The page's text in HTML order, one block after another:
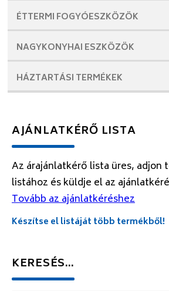
ÉTTERMI FOGYÓESZKÖZÖK
NAGYKONYHAI ESZKÖZÖK
HÁZTARTÁSI TERMÉKEK
AJÁNLATKÉRŐ LISTA
Az árajánlatkérő lista üres, adjon
listához és küldje el az
Tovább az ajánlatkéréshez
Készítse el listáját több termékből!
KERESÉS…